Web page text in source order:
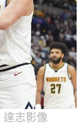
達志影像